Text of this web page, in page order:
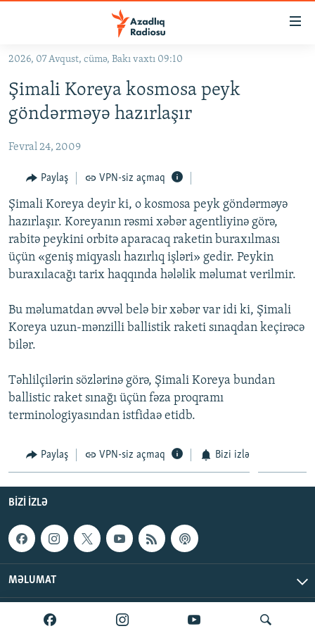
Əsas
qayıt
Əsas
naviqasiyaya
qayıt
#İZAHLA
KORRUPSIOMETR
#ƏSLINDƏ
FƏRQƏ BAX
QANUNI DOĞRU
ARAŞDIRMA
MULTIMEDIA
VIDEO
FOTOQALEREYA
İNFOQRAFIKA
RADIO ARXIV
OXU ZALI
AZƏRBAYCAN ƏDƏBIYYATI KITABXANASI
İZ - MƏDƏNIYYƏT PROQRAMI
HAQQIMIZDA
MISSIYAMIZ
MATERIALLARIMIZDAN ISTIFADƏ
AZADLIQRADIOSU MOBIL TELEFONUNUZDA
XƏBƏR BÜLLETENLƏRIMIZ
BIZI IZLƏ
RFE/RL-in bütün saytları
2026, 07 Avqust, cümə, Bakı vaxtı 09:10
Şimali Koreya kosmosa peyk
göndərməyə hazırlaşır
Fevral 24, 2009
Paylaş VPN-siz açmaq
Şimali Koreya deyir ki, o kosmosa peyk göndərməyə
hazırlaşır. Koreyanın rəsmi xəbər agentliyinə görə,
rabitə peykini orbitə aparacaq raketin buraxılması
üçün «geniş miqyaslı hazırlıq işləri» gedir. Peykin
buraxılacağı tarix haqqında hələlik məlumat verilmir.
Bu məlumatdan əvvəl belə bir xəbər var idi ki, Şimali
Koreya uzun-mənzilli ballistik raketi sınaqdan keçirəcə
bilər.
Təhlilçilərin sözlərinə görə, Şimali Koreya bundan
ballistic raket sınağı üçün fəza proqramı
terminologiyasından istfidaə etidb.
Paylaş VPN-siz açmaq Bizi izlə
BIZI IZLƏ
MƏLUMAT
AzadlıqRadiosu © 2026 Inc. | Bütün hüquqlar qorunur